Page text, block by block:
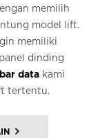
memilih
model lift.
memiliki
dinding
data kami
tertentu.